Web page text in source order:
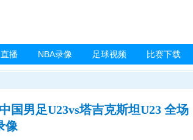
播 NBA录像 足球视频 比赛下载
国男足U23vs塔吉克斯坦U23 全场
像